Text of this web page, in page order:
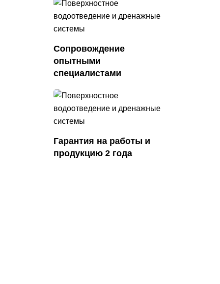
Сопровождение
опытными
специалистами
Гарантия на работы и
продукцию 2 года